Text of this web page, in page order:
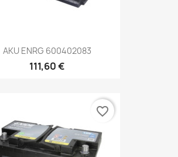
AKU ENRG 600402083
111,60 €
favorite_border